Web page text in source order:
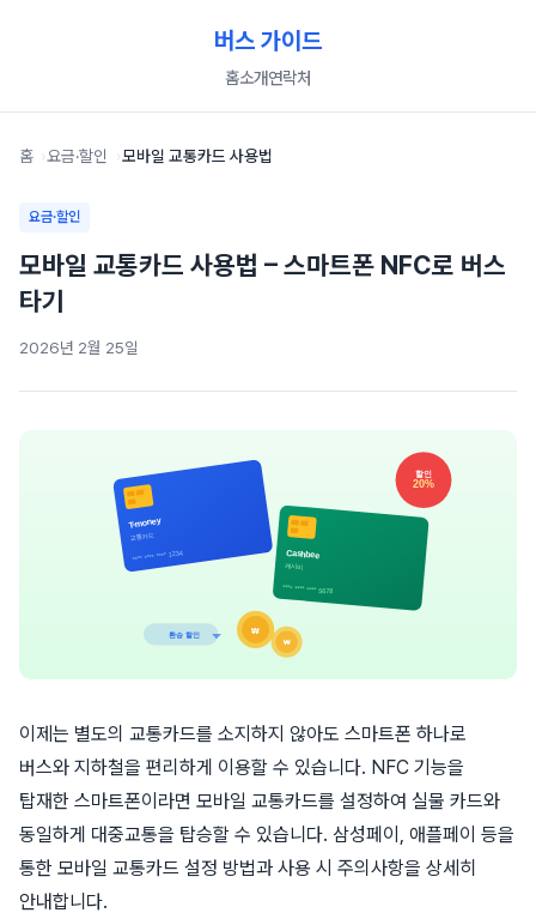
버스 가이드
홈소개연락처
홈 요금·할인 모바일 교통카드 사용법
요금·할인
모바일 교통카드 사용법 – 스마트폰 NFC로 버스
타기
2026년 2월 25일
이제는 별도의 교통카드를 소지하지 않아도 스마트폰 하나로
버스와 지하철을 편리하게 이용할 수 있습니다. NFC 기능을
탑재한 스마트폰이라면 모바일 교통카드를 설정하여 실물 카드와
동일하게 대중교통을 탑승할 수 있습니다. 삼성페이, 애플페이 등을
통한 모바일 교통카드 설정 방법과 사용 시 주의사항을 상세히
안내합니다.